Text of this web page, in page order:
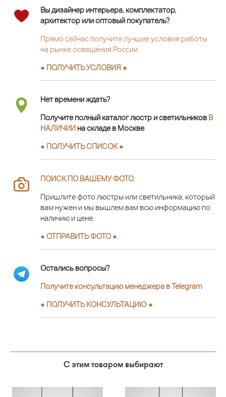
Вы дизайнер интерьера, комплектатор,
архитектор или оптовый покупатель?
Прямо сейчас получите лучшие условия работы
на рынке освещения России.
● ПОЛУЧИТЬ УСЛОВИЯ ●
Нет времени ждать?
Получите полный каталог люстр и светильников В
НАЛИЧИИ на складе в Москве
● ПОЛУЧИТЬ СПИСОК ●
ПОИСК ПО ВАШЕМУ ФОТО
Пришлите фото люстры или светильника, который
вам нужен и мы вышлем вам всю информацию по
наличию и цене.
● ОТПРАВИТЬ ФОТО ●
Остались вопросы?
Получите консультацию менеджера в Telegram
● ПОЛУЧИТЬ КОНСУЛЬТАЦИЮ ●
С этим товаром выбирают